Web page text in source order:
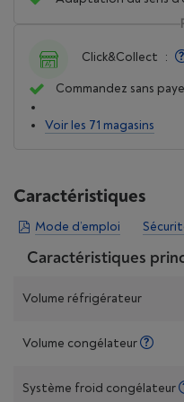
Click&Collect :
Commandez sans
Voir les 71 magasins
Caractéristiques
Mode d’emploi
Caractéristiques
Volume réfrigérateur
Volume congélateur
Système froid congélateur